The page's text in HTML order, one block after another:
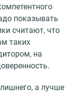
показывать
считают, что
таких
на
а лучше